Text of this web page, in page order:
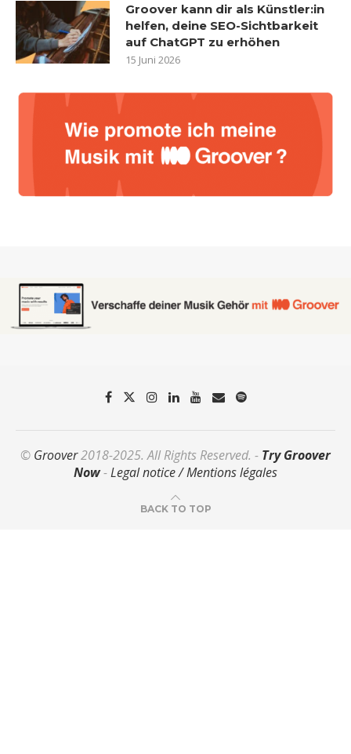
Groover kann dir als Künstler:in
helfen, deine SEO-Sichtbarkeit
auf ChatGPT zu erhöhen
15 Juni 2026
© Groover2018-2025. All Rights Reserved. - Try Groover
Now-Legal notice / Mentions légales
BACK TO TOP